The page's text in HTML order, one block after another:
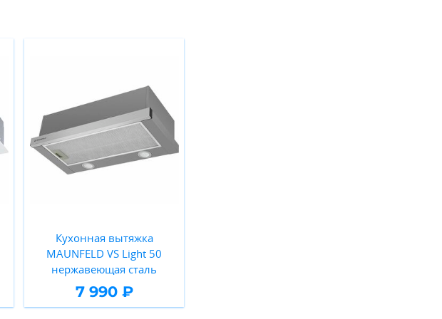
Кухонная вытяжка
MAUNFELD VS Light 50
нержавеющая сталь
7 990 ₽